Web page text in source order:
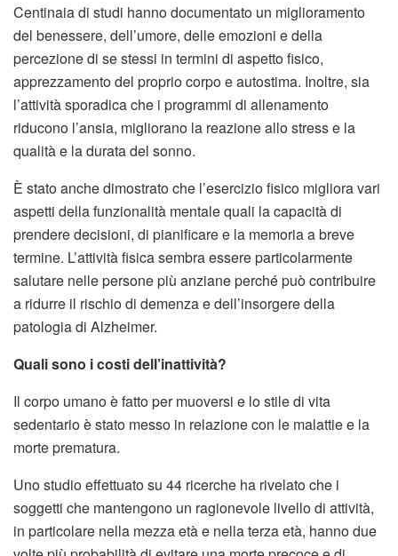
Centinaia di studi hanno documentato un miglioramento
del benessere, dell’umore, delle emozioni e della
percezione di se stessi in termini di aspetto fisico,
apprezzamento del proprio corpo e autostima. Inoltre, sia
l’attività sporadica che i programmi di allenamento
riducono l’ansia, migliorano la reazione allo stress e la
qualità e la durata del sonno.
È stato anche dimostrato che l’esercizio fisico migliora vari
aspetti della funzionalità mentale quali la capacità di
prendere decisioni, di pianificare e la memoria a breve
termine. L’attività fisica sembra essere particolarmente
salutare nelle persone più anziane perché può contribuire
a ridurre il rischio di demenza e dell’insorgere della
patologia di Alzheimer.
Quali sono i costi dell’inattività?
Il corpo umano è fatto per muoversi e lo stile di vita
sedentario è stato messo in relazione con le malattie e la
morte prematura.
Uno studio effettuato su 44 ricerche ha rivelato che i
soggetti che mantengono un ragionevole livello di attività,
in particolare nella mezza età e nella terza età, hanno due